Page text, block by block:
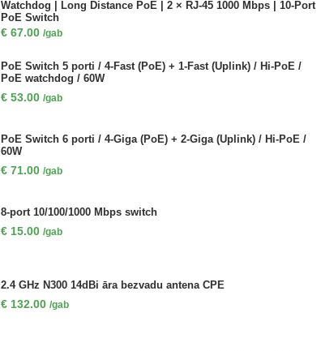
Watchdog | Long Distance PoE | 2 × RJ-45 1000 Mbps | 10-Port
PoE Switch
€67.00 /gab
PoE Switch 5 porti / 4-Fast (PoE) + 1-Fast (Uplink) / Hi-PoE /
PoE watchdog / 60W
€53.00 /gab
PoE Switch 6 porti / 4-Giga (PoE) + 2-Giga (Uplink) / Hi-PoE /
60W
€71.00 /gab
8-port 10/100/1000 Mbps switch
€15.00 /gab
2.4 GHz N300 14dBi āra bezvadu antena CPE
€132.00 /gab